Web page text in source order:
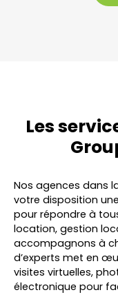
Les
Nos agences dans
votre disposition
pour répondre à
location, gestion
accompagnons à
d’experts met en
visites virtuelles,
électronique pour